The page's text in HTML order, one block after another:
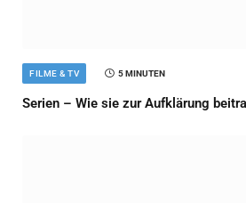
FILME & TV 5 MINUTEN
Serien – Wie sie zur Aufklärung